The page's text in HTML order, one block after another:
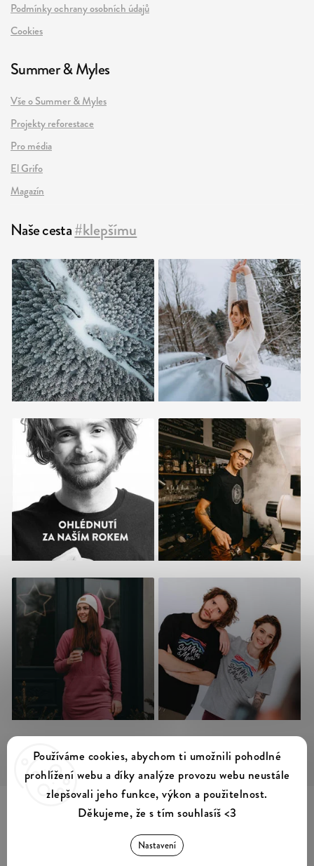
Používáme cookies, abychom ti umožnili pohodlné
prohlížení webu a díky analýze provozu webu neustále
zlepšovali jeho funkce, výkon a použitelnost.
Děkujeme, že s tím souhlasíš <3
Nastavení
Podmínky ochrany osobních údajů
Cookies
Summer & Myles
Vše o Summer & Myles
Projekty reforestace
Pro média
El Grifo
Magazín
Naše cesta#klepšímu
Sledovat na Instagramu
Summer & Myles. Všechna práva vyhrazena.
Upravit nastavení cookies